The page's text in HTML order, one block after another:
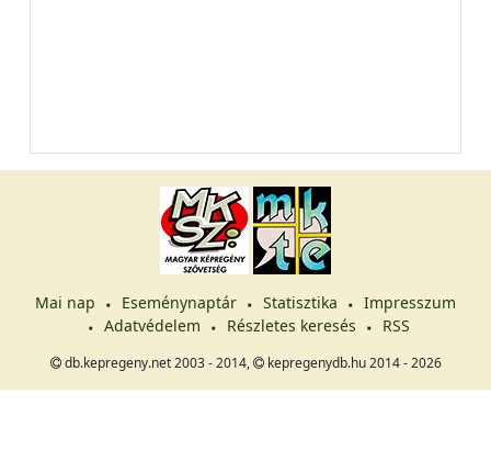
Mai nap Eseménynaptár Statisztika
Impresszum
Adatvédelem
Részletes keresés RSS
db.kepregeny.net 2003 - 2014, kepregenydb.hu 2014 - 2026